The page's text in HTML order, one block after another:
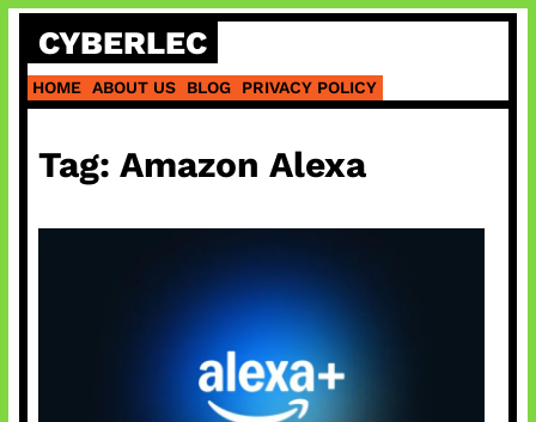
Skip
content
CYBERLEC
HOME ABOUT US BLOG PRIVACY POLICY
Tag: Amazon Alexa